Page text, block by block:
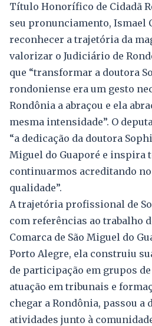
Título Honorífico de Cidadã
seu pronunciamento, Ismael
reconhecer a trajetória da
valorizar o Judiciário de
que “transformar a doutora
rondoniense era um gesto
Rondônia a abraçou e ela
mesma intensidade”. O
“a dedicação da doutora
Miguel do Guaporé e inspira
continuarmos acreditando
qualidade”.
A trajetória profissional de
com referências ao trabalho
Comarca de São Miguel do
Porto Alegre, ela construiu
de participação em grupos
atuação em tribunais e
chegar a Rondônia, passou a
atividades junto à